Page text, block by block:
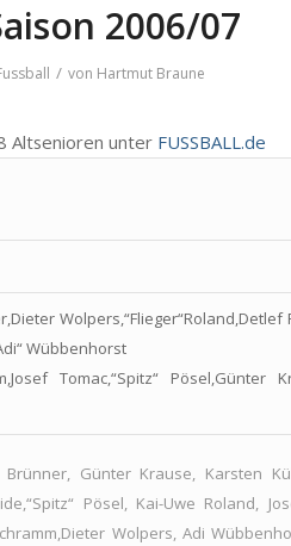
2006/07
/ von Hartmut Braune
Altsenioren unter FUSSBALL.de
Wolpers,“Flieger“Roland,Detlef
Wübbenhorst
Tomac,“Spitz“ Pösel,Günter
Günter Krause, Karsten
Pösel, Kai-Uwe Roland,
Wolpers, Adi